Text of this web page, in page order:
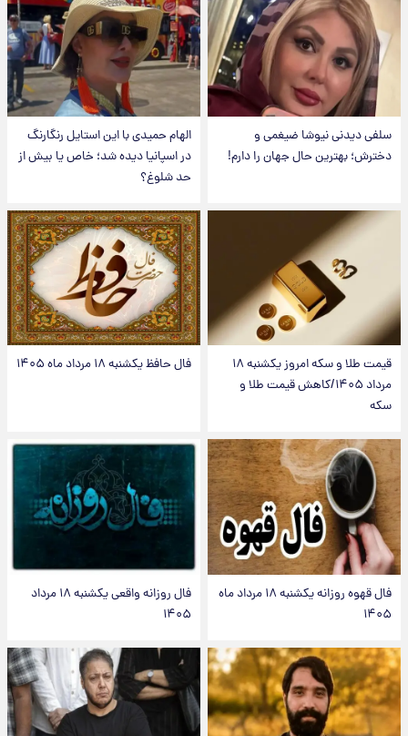
سلفی دیدنی نیوشا ضیغمی و
دخترش؛ بهترین حال جهان را دارم!
الهام حمیدی با این استایل رنگارنگ
در اسپانیا دیده شد؛ خاص یا بیش از
حد شلوغ؟
قیمت طلا و سکه امروز یکشنبه ۱۸
مرداد ۱۴۰۵/کاهش قیمت طلا و
سکه
فال حافظ یکشنبه ۱۸ مرداد ماه ۱۴۰۵
فال قهوه روزانه یکشنبه ۱۸ مرداد ماه
۱۴۰۵
فال روزانه واقعی یکشنبه ۱۸ مرداد
۱۴۰۵